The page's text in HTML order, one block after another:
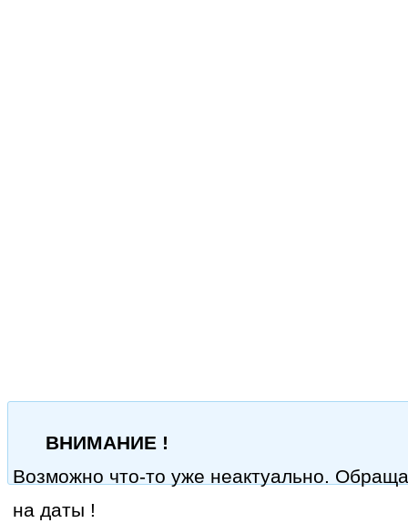
ВНИМАНИЕ !
Возможно что-то уже неактуально.
на даты !